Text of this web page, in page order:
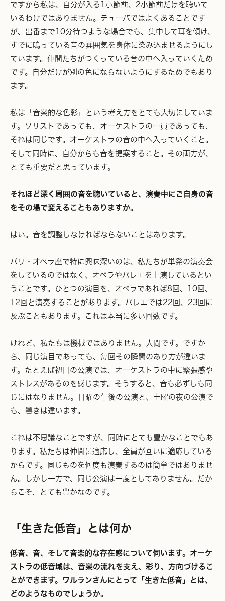
ですから私は、自分が入る1小節前、2小節前だけを聴いて
いるわけではありません。テューバではよくあることです
が、出番まで10分待つような場合でも、集中して耳を傾け、
すでに鳴っている音の雰囲気を身体に染み込ませるようにし
ています。仲間たちがつくっている音の中へ入っていくため
です。自分だけが別の色にならないようにするためでもあり
ます。
私は「音楽的な色彩」という考え方をとても大切にしていま
す。ソリストであっても、オーケストラの一員であっても、
それは同じです。オーケストラの音の中へ入っていくこと。
そして同時に、自分からも音を提案すること。その両方が、
とても重要だと思っています。
それほど深く周囲の音を聴いていると、演奏中にご自身の音
をその場で変えることもありますか。
はい。音を調整しなければならないことはあります。
パリ・オペラ座で特に興味深いのは、私たちが単発の演奏会
をしているのではなく、オペラやバレエを上演しているとい
うことです。ひとつの演目を、オペラであれば8回、10回、
12回と演奏することがあります。バレエでは22回、23回に
及ぶこともあります。これは本当に多い回数です。
けれど、私たちは機械ではありません。人間です。ですか
ら、同じ演目であっても、毎回その瞬間のあり方が違いま
す。たとえば初日の公演では、オーケストラの中に緊張感や
ストレスがあるのを感じます。そうすると、音も必ずしも同
じにはなりません。日曜の午後の公演と、土曜の夜の公演で
も、響きは違います。
これは不思議なことですが、同時にとても豊かなことでもあ
ります。私たちは仲間に適応し、全員が互いに適応している
からです。同じものを何度も演奏するのは簡単ではありませ
ん。しかし一方で、同じ公演は一度としてありません。だか
らこそ、とても豊かなのです。
「生きた低音」とは何か
低音、音、そして音楽的な存在感について伺います。オーケ
ストラの低音域は、音楽の流れを支え、彩り、方向づけるこ
とができます。ワルランさんにとって「生きた低音」とは、
どのようなものでしょうか。